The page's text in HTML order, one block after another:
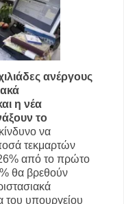
ανέργους
η νέα
το
να
τεκμαρτών
από το πρώτο
θα βρεθούν
του υπουργείου